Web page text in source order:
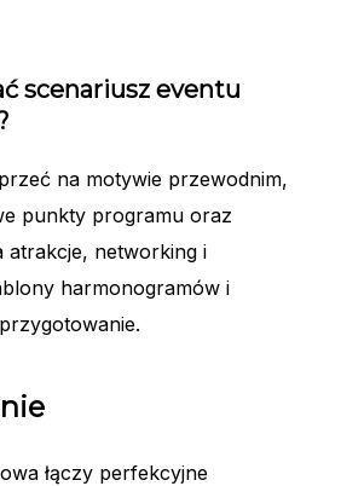
scenariusz eventu
na motywie przewodnim,
punkty programu oraz
atrakcje, networking i
harmonogramów i
łączy perfekcyjne